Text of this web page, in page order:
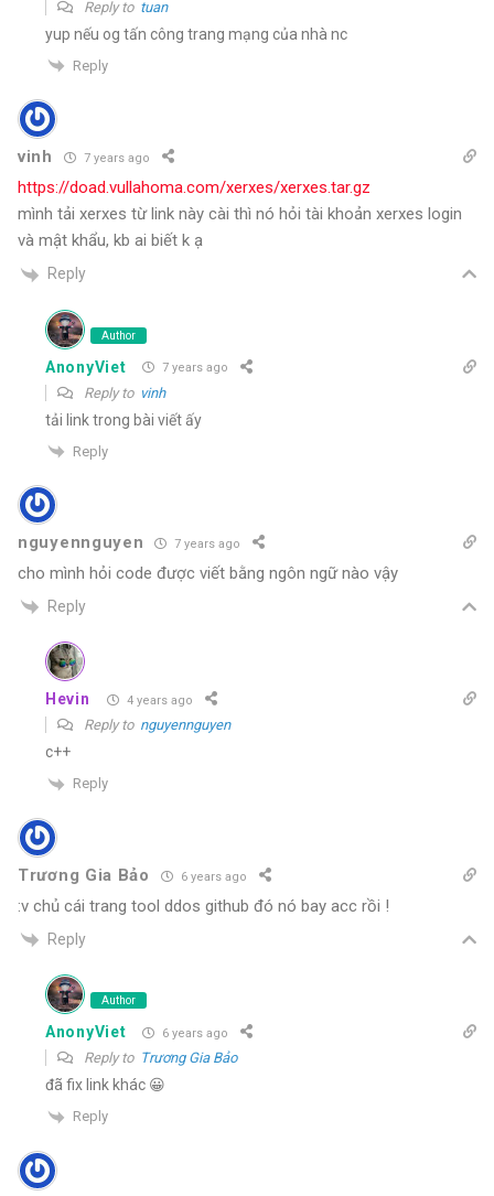
Reply to tuan
yup nếu og tấn công trang mạng của nhà nc
Reply
vinh 7 years ago
https://doad.vullahoma.com/xerxes/xerxes.tar.gz
mình tải xerxes từ link này cài thì nó hỏi tài khoản xerxes login
và mật khẩu, kb ai biết k ạ
Reply
Author
AnonyViet 7 years ago
Reply to vinh
tải link trong bài viết ấy
Reply
nguyennguyen 7 years ago
cho mình hỏi code được viết bằng ngôn ngữ nào vậy
Reply
Hevin 4 years ago
Reply to nguyennguyen
c++
Reply
Trương Gia Bảo 6 years ago
:v chủ cái trang tool ddos github đó nó bay acc rồi !
Reply
Author
AnonyViet 6 years ago
Reply to Trương Gia Bảo
đã fix link khác 😀
Reply